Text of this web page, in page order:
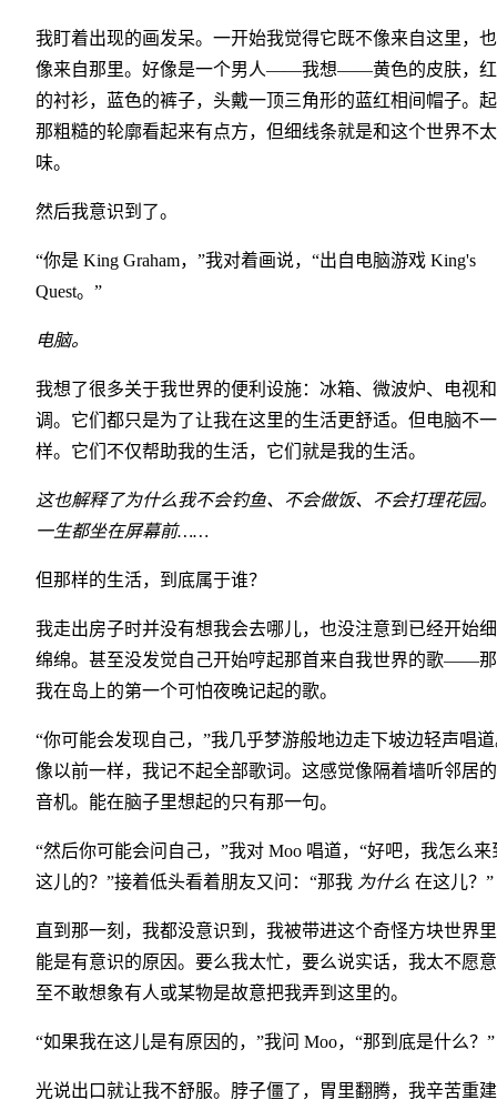
我盯着出现的画发呆。一开始我觉得它既不像来自这里，
像来自那里。好像是一个男人——我想——黄色的皮肤，
的衬衫，蓝色的裤子，头戴一顶三角形的蓝红相间帽子。
那粗糙的轮廓看起来有点方，但细线条就是和这个世界不
味。
然后我意识到了。
“你是 King Graham，”我对着画说，“出自电脑游戏 King's
Quest。”
电脑。
我想了很多关于我世界的便利设施：冰箱、微波炉、电视
调。它们都只是为了让我在这里的生活更舒适。但电脑不一
样。它们不仅帮助我的生活，它们就是我的生活。
这也解释了为什么我不会钓鱼、不会做饭、不会打理花园
一生都坐在屏幕前……
但那样的生活，到底属于谁？
我走出房子时并没有想我会去哪儿，也没注意到已经开始
绵绵。甚至没发觉自己开始哼起那首来自我世界的歌——
我在岛上的第一个可怕夜晚记起的歌。
“你可能会发现自己，”我几乎梦游般地边走下坡边轻声唱
像以前一样，我记不起全部歌词。这感觉像隔着墙听邻居
音机。能在脑子里想起的只有那一句。
“然后你可能会问自己，”我对 Moo 唱道，“好吧，我怎么来
这儿的？”接着低头看着朋友又问：“那我 为什么 在这儿？”
直到那一刻，我都没意识到，我被带进这个奇怪方块世界
能是有意识的原因。要么我太忙，要么说实话，我太不愿
至不敢想象有人或某物是故意把我弄到这里的。
“如果我在这儿是有原因的，”我问 Moo，“那到底是什么？”
光说出口就让我不舒服。脖子僵了，胃里翻腾，我辛苦重